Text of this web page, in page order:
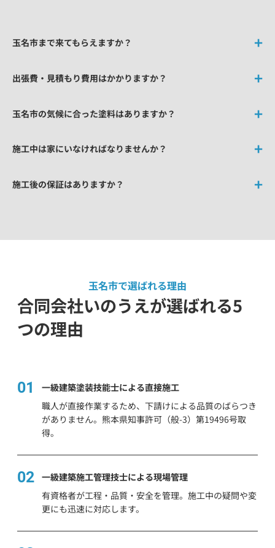
玉名市まで来てもらえますか？
出張費・見積もり費用はかかりますか？
玉名市の気候に合った塗料はありますか？
施工中は家にいなければなりませんか？
施工後の保証はありますか？
玉名市で選ばれる理由
合同会社いのうえが選ばれる5
つの理由
01
一級建築塗装技能士による直接施工
職人が直接作業するため、下請けによる品質のばらつき
がありません。熊本県知事許可（般-3）第19496号取
得。
02
一級建築施工管理技士による現場管理
有資格者が工程・品質・安全を管理。施工中の疑問や変
更にも迅速に対応します。